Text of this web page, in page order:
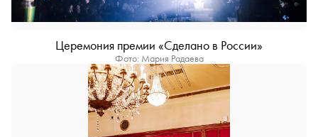
Церемония премии «Сделано в России»
Фото: Мария Радаева